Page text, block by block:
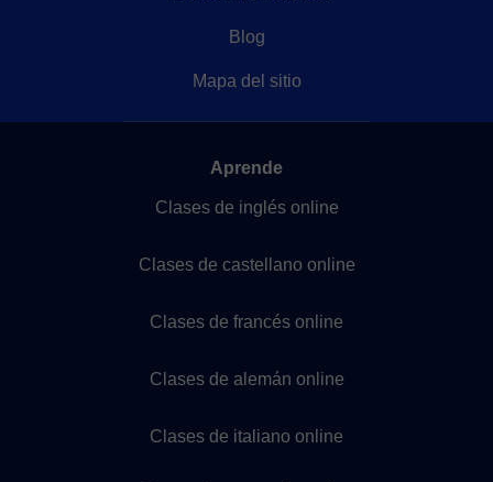
Blog
Mapa del sitio
Aprende
Clases de inglés online
Clases de castellano online
Clases de francés online
Clases de alemán online
Clases de italiano online